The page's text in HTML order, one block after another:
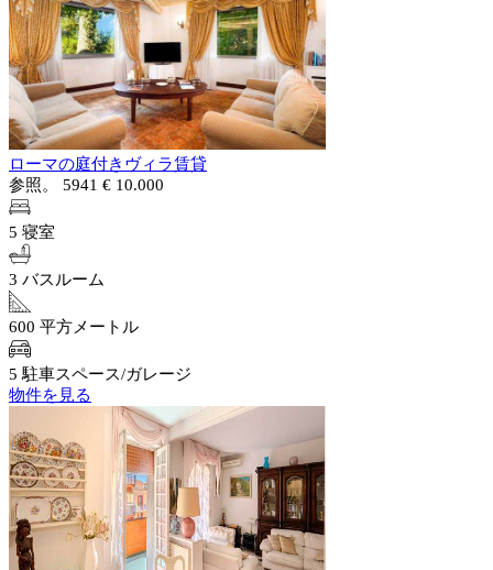
ローマの庭付きヴィラ賃貸
参照。 5941 € 10.000
5 寝室
3 バスルーム
600 平方メートル
5 駐車スペース/ガレージ
物件を見る